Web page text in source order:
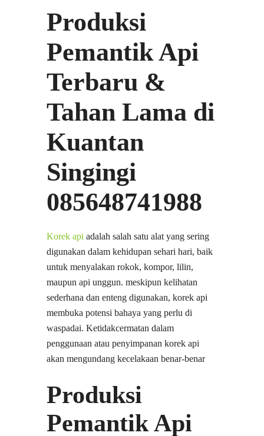
Produksi
Pemantik Api
Terbaru &
Tahan Lama di
Kuantan
Singingi
085648741988
Korek api adalah salah satu alat yang sering
digunakan dalam kehidupan sehari hari, baik
untuk menyalakan rokok, kompor, lilin,
maupun api unggun. meskipun kelihatan
sederhana dan enteng digunakan, korek api
membuka potensi bahaya yang perlu di
waspadai. Ketidakcermatan dalam
penggunaan atau penyimpanan korek api
akan mengundang kecelakaan benar-benar
Produksi
Pemantik Api